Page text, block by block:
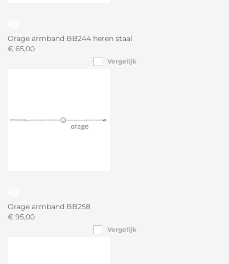
Orage armband BB244 heren staal
€ 65,00
Vergelijk
Orage armband BB258
€ 95,00
Vergelijk